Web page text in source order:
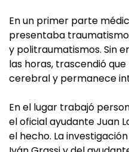
En un primer parte
presentaba
y politraumatismos. Sin
las horas, trascendió
cerebral y permanece
En el lugar trabajó
el oficial ayudante Juan
el hecho. La